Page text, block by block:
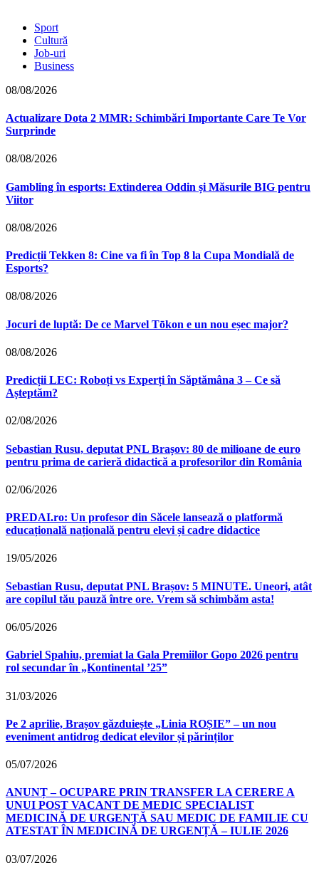
Sport
Cultură
Job-uri
Business
08/08/2026
Actualizare Dota 2 MMR: Schimbări Importante Care Te Vor
Surprinde
08/08/2026
Gambling în esports: Extinderea Oddin și Măsurile BIG pentru
Viitor
08/08/2026
Predicții Tekken 8: Cine va fi în Top 8 la Cupa Mondială de
Esports?
08/08/2026
Jocuri de luptă: De ce Marvel Tōkon e un nou eșec major?
08/08/2026
Predicții LEC: Roboți vs Experți în Săptămâna 3 – Ce să
Așteptăm?
02/08/2026
Sebastian Rusu, deputat PNL Brașov: 80 de milioane de euro
pentru prima de carieră didactică a profesorilor din România
02/06/2026
PREDAI.ro: Un profesor din Săcele lansează o platformă
educațională națională pentru elevi și cadre didactice
19/05/2026
Sebastian Rusu, deputat PNL Brașov: 5 MINUTE. Uneori, atât
are copilul tău pauză între ore. Vrem să schimbăm asta!
06/05/2026
Gabriel Spahiu, premiat la Gala Premiilor Gopo 2026 pentru
rol secundar în „Kontinental ’25”
31/03/2026
Pe 2 aprilie, Brașov găzduiește „Linia ROȘIE” – un nou
eveniment antidrog dedicat elevilor și părinților
05/07/2026
ANUNȚ – OCUPARE PRIN TRANSFER LA CERERE A
UNUI POST VACANT DE MEDIC SPECIALIST
MEDICINĂ DE URGENȚĂ SAU MEDIC DE FAMILIE CU
ATESTAT ÎN MEDICINĂ DE URGENȚĂ – IULIE 2026
03/07/2026